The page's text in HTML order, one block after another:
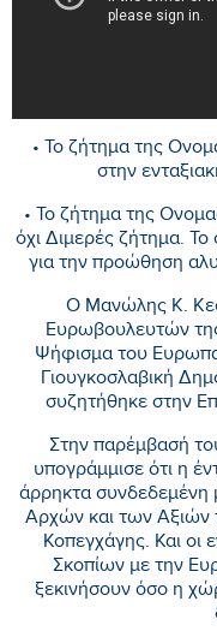
• Το ζήτημα της
στην
• Το ζήτημα της
όχι Διμερές ζήτημα. Το
για την προώθηση
Ο Μανώλης Κ.
Ευρωβουλευτών
Ψήφισμα του
Γιουγκοσλαβική
συζητήθηκε στην
Στην παρέμβασή
υπογράμμισε ότι η
άρρηκτα συνδεδεμένη
Αρχών και των Αξιών
Κοπεγχάγης. Και οι
Σκοπίων με την
ξεκινήσουν όσο η